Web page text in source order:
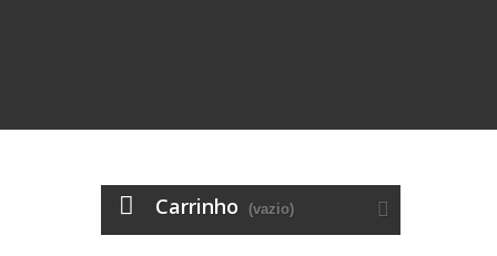
Carrinho (vazio)